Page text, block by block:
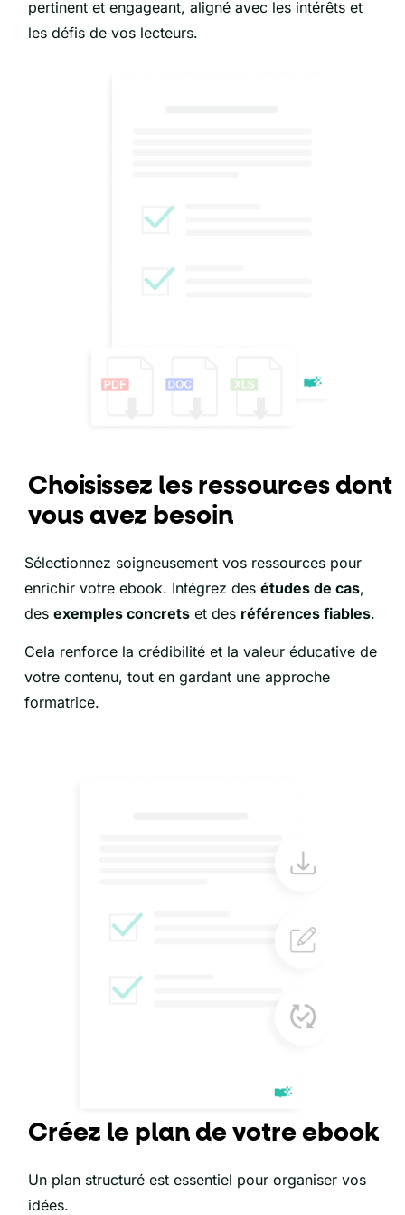
pertinent et engageant, aligné avec les intérêts et
les défis de vos lecteurs.
Choisissez les ressources dont
vous avez besoin
Sélectionnez soigneusement vos ressources pour
enrichir votre ebook. Intégrez desétudes de cas,
desexemples concrets et des références fiables.
Cela renforce la crédibilité et la valeur éducative de
votre contenu, tout en gardant une approche
formatrice.
Créez le plan de votre ebook
Un plan structuré est essentiel pour organiser vos
idées.